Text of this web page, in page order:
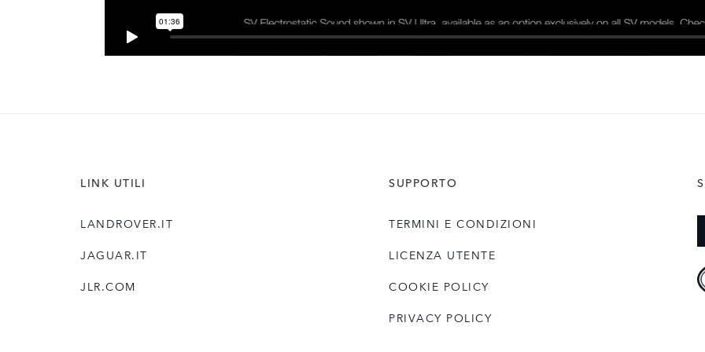
LINK UTILI
LANDROVER.IT
JAGUAR.IT
JLR.COM
SUPPORTO
TERMINI E CONDIZIONI
LICENZA UTENTE
COOKIE POLICY
PRIVACY POLICY